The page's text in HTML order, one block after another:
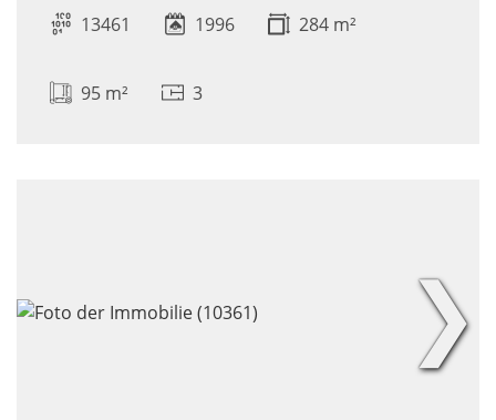
13461 1996 284 m²
95 m² 3
❯